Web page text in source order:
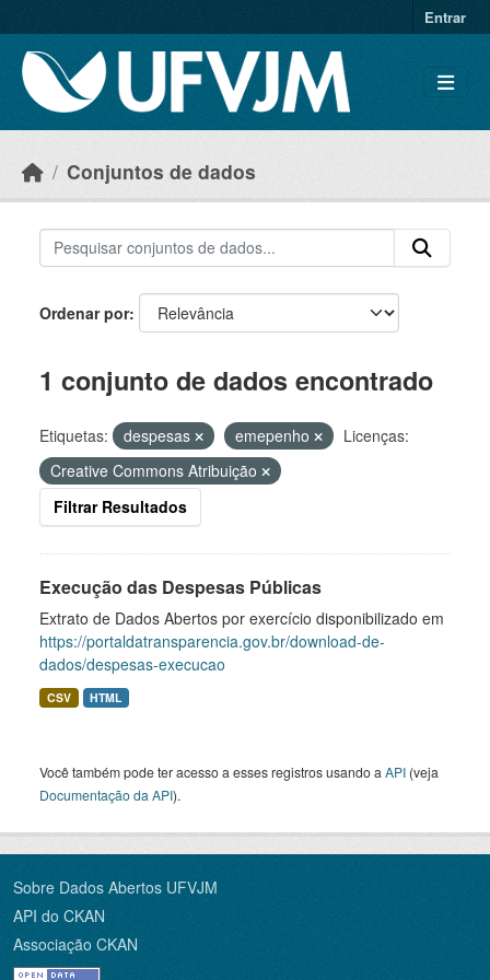
Entrar
Conjuntos de dados
Ordenar por
1 conjunto de dados encontrado
Etiquetas: despesas emepenho
Licenças:
Creative Commons Atribuição
Filtrar Resultados
Execução das Despesas Públicas
Extrato de Dados Abertos por exercício disponibilizado em
https://portaldatransparencia.gov.br/download-de-
dados/despesas-execucao
CSV HTML
Você também pode ter acesso a esses registros usando a API (veja
Documentação da API).
Sobre Dados Abertos UFVJM
API do CKAN
Associação CKAN